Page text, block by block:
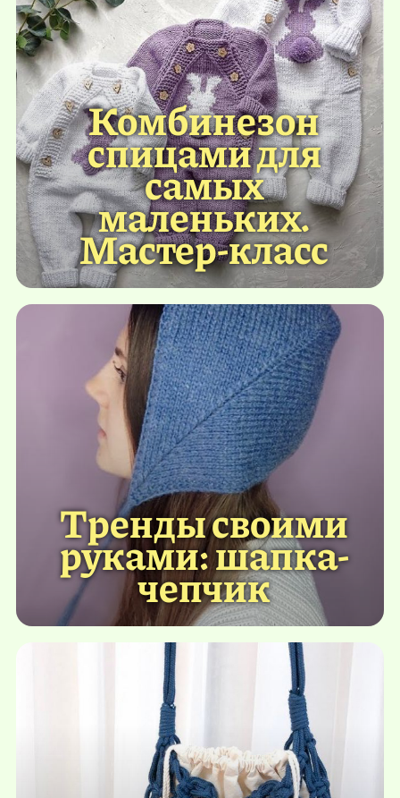
Комбинезон
спицами для
самых
маленьких.
Мастер-класс
Тренды своими
руками: шапка-
чепчик